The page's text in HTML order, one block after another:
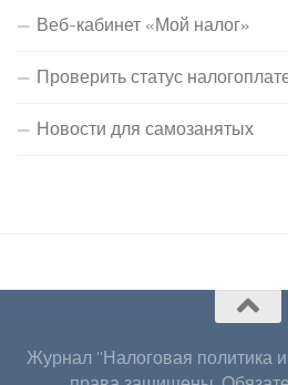
Веб-кабинет «Мой налог»
Проверить статус
Новости для самозанятых
Журнал "Налоговая политика